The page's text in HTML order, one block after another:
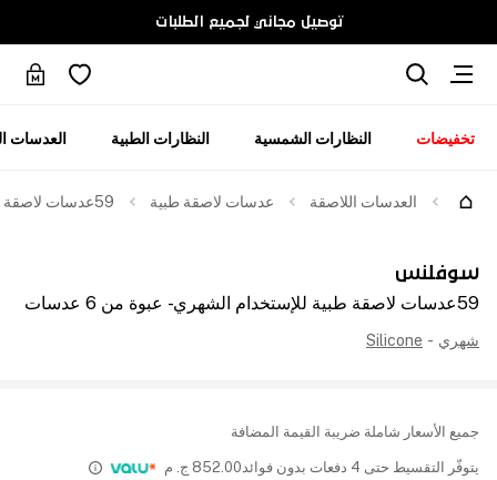
توصيل مجاني لجميع الطلبات
تخفيضات النظارات الشمسية النظارات الطبية العدسات
العدسات اللاصقة عدسات لاصقة طبية 59عدسات لاصقة طبية للإستخدام الشهري - عبوة من 6 عدسات
سوفلنس
59عدسات لاصقة طبية للإستخدام الشهري - عبوة من 6 عدسات
شهري -
Silicone
جميع الأسعار شاملة ضريبة القيمة المضافة
يتوفّر التقسيط حتى 4 دفعات بدون فوائد 852.00 ج. م